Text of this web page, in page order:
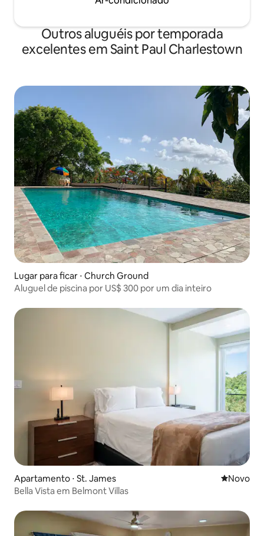
Outros aluguéis por temporada
excelentes em Saint Paul Charlestown
Lugar para ficar ⋅ Church Ground
Aluguel de piscina por US$ 300 por um dia inteiro
Apartamento ⋅ St. James Novo
Novo
Bella Vista em Belmont Villas